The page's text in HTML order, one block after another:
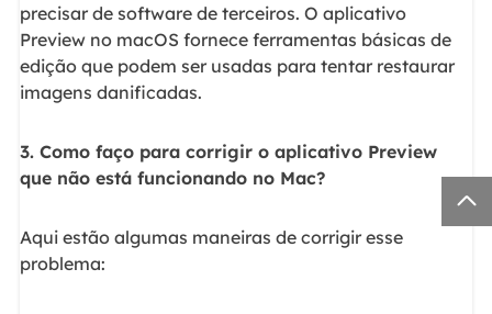
precisar de software de terceiros. O aplicativo
Preview no macOS fornece ferramentas básicas de
edição que podem ser usadas para tentar restaurar
imagens danificadas.
3. Como faço para corrigir o aplicativo Preview
que não está funcionando no Mac?
Aqui estão algumas maneiras de corrigir esse
problema:
